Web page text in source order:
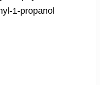
1-propanol